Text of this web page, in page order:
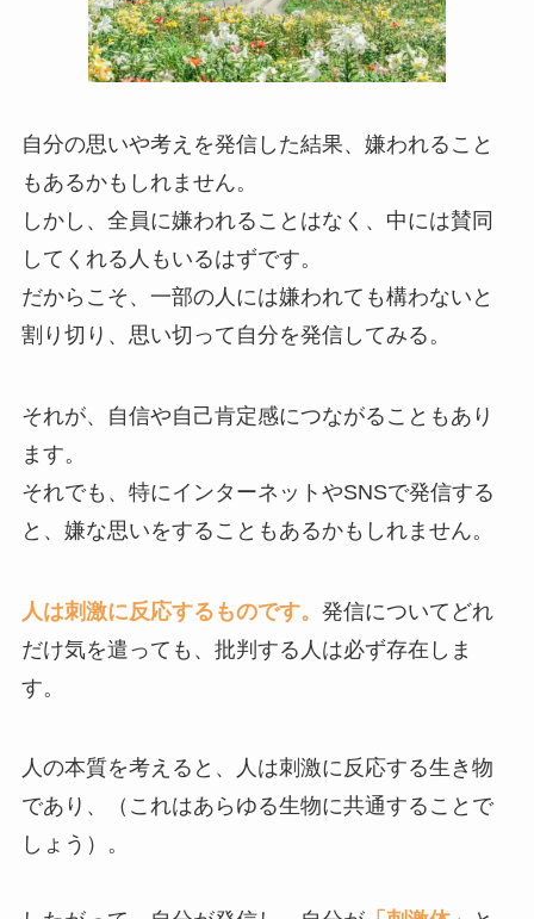
自分の思いや考えを発信した結果、嫌われること
もあるかもしれません。
しかし、全員に嫌われることはなく、中には賛同
してくれる人もいるはずです。
だからこそ、一部の人には嫌われても構わないと
割り切り、思い切って自分を発信してみる。
それが、自信や自己肯定感につながることもあり
ます。
それでも、特にインターネットやSNSで発信する
と、嫌な思いをすることもあるかもしれません。
人は刺激に反応するものです。 発信についてどれ
だけ気を遣っても、批判する人は必ず存在しま
す。
人の本質を考えると、人は刺激に反応する生き物
であり、（これはあらゆる生物に共通することで
しょう）。